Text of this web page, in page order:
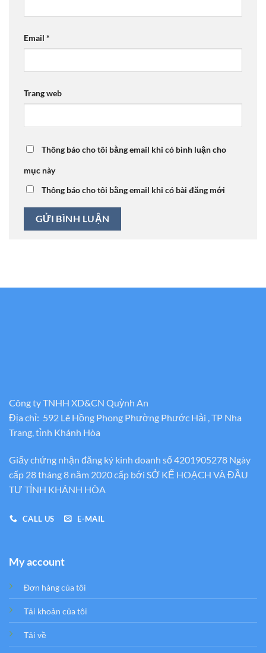
Email *
Trang web
Thông báo cho tôi bằng email khi có bình luận cho
mục này
Thông báo cho tôi bằng email khi có bài đăng mới
Công ty TNHH XD&CN Quỳnh An
Địa chỉ: 592 Lê Hồng Phong Phường Phước Hải , TP Nha
Trang, tỉnh Khánh Hòa
Giấy chứng nhận đăng ký kinh doanh số 4201905278 Ngày
cấp 28 tháng 8 năm 2020 cấp bới SỞ KẾ HOẠCH VÀ ĐẦU
TƯ TỈNH KHÁNH HÒA
CALL US E-MAIL
My account
Đơn hàng của tôi
Tải khoản của tôi
Tải về